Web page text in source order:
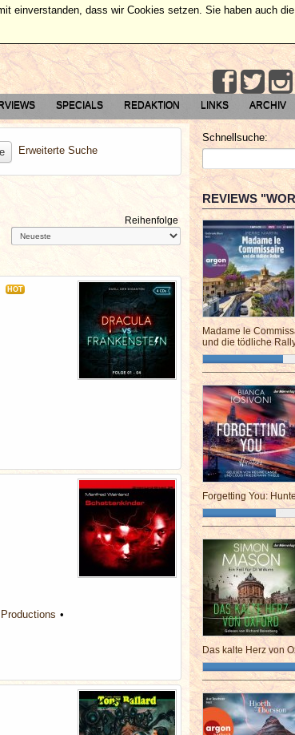
SPECIALS REDAKTION LINKS ARCHIV
Erweiterte Suche
Reihenfolge
HOT
Schnellsuche:
REVIEWS
Madame le
und die tödliche
Forgetting You:
Das kalte Herz von
einverstanden, dass wir Cookies setzen. Sie haben auch die